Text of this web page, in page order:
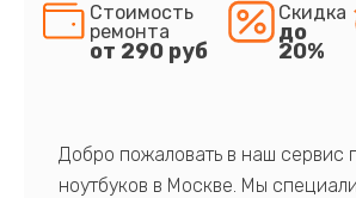
Стоимость
ремонта
от 290 руб
Скидка
до
20%
Добро пожаловать в наш сервис
ноутбуков в Москве. Мы